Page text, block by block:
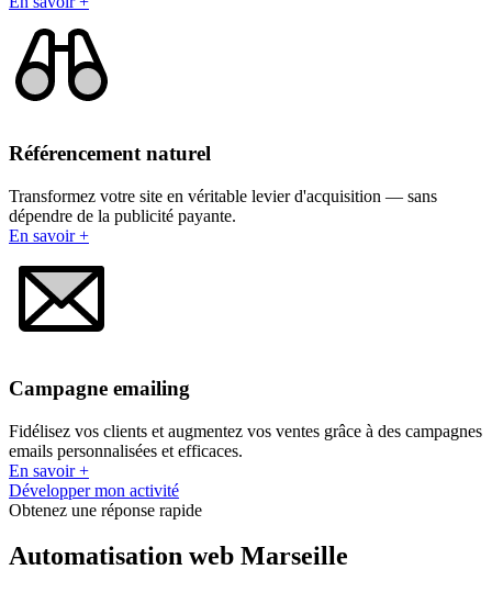
Référencement naturel
Transformez votre site en véritable levier d'acquisition — sans
dépendre de la publicité payante.
En savoir +
Campagne emailing
Fidélisez vos clients et augmentez vos ventes grâce à des campagnes
emails personnalisées et efficaces.
En savoir +
Développer mon activité
Obtenez une réponse rapide
Automatisation web Marseille